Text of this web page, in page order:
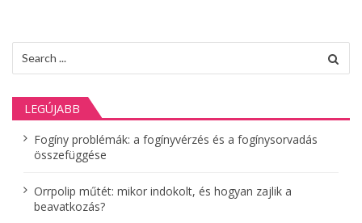
s
n
a
v
i
g
for:
LEGÚJABB
Fogíny problémák: a fogínyvérzés és a fogínysorvadás
összefüggése
Orrpolip műtét: mikor indokolt, és hogyan zajlik a
beavatkozás?